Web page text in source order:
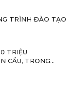
TRÌNH ĐÀO TẠO
TRIỆU
CẦU, TRONG...